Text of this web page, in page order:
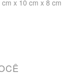
x 10 cm x 8 cm